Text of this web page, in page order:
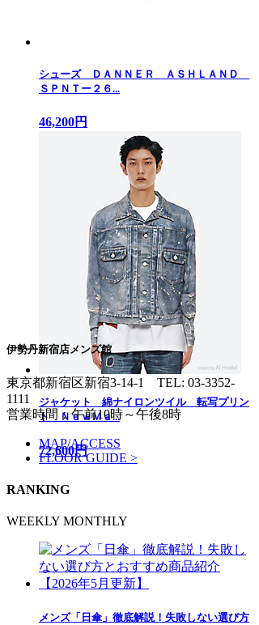
シューズ ＤＡＮＮＥＲ ＡＳＨＬＡＮＤ
ＳＰＮＴー２６...
46,200円
ジャケット 綿ナイロンツイル 転写プリン
ト ＮｅｗＭａ...
72,600円
伊勢丹新宿店メンズ館
東京都新宿区新宿3-14-1 TEL: 03-3352-
1111
営業時間：午前10時～午後8時
MAP/ACCESS
FLOOR GUIDE >
RANKING
WEEKLY MONTHLY
メンズ「日傘」徹底解説！失敗しない選び方